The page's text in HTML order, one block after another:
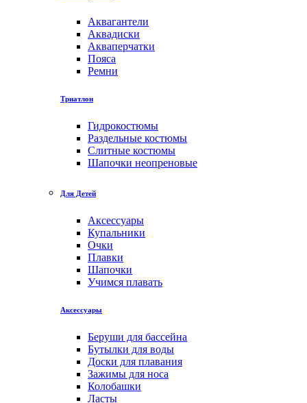
Аквагантели
Аквадиски
Акваперчатки
Пояса
Ремни
Триатлон
Гидрокостюмы
Раздельные костюмы
Слитные костюмы
Шапочки неопреновые
Для Детей
Аксессуары
Купальники
Очки
Плавки
Шапочки
Учимся плавать
Аксессуары
Беруши для бассейна
Бутылки для воды
Доски для плавания
Зажимы для носа
Колобашки
Ласты